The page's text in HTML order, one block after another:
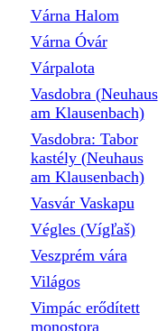
Várna Halom
Várna Óvár
Várpalota
Vasdobra (Neuhaus
am Klausenbach)
Vasdobra: Tabor
kastély (Neuhaus
am Klausenbach)
Vasvár Vaskapu
Végles (Vígľaš)
Veszprém vára
Világos
Vimpác erődített
monostora